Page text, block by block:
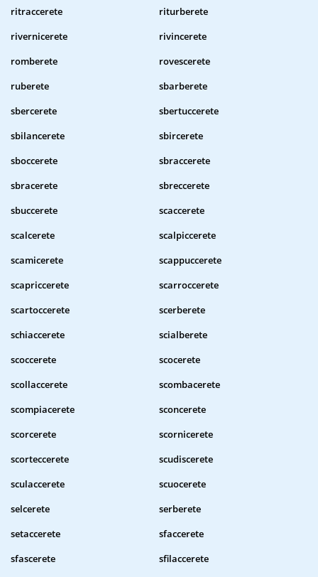
ritraccerete
riturberete
rivernicerete
rivincerete
romberete
rovescerete
ruberete
sbarberete
sbercerete
sbertuccerete
sbilancerete
sbircerete
sboccerete
sbraccerete
sbracerete
sbreccerete
sbuccerete
scaccerete
scalcerete
scalpiccerete
scamicerete
scappuccerete
scapriccerete
scarroccerete
scartoccerete
scerberete
schiaccerete
scialberete
scoccerete
scocerete
scollaccerete
scombacerete
scompiacerete
sconcerete
scorcerete
scornicerete
scorteccerete
scudiscerete
sculaccerete
scuocerete
selcerete
serberete
setaccerete
sfaccerete
sfascerete
sfilaccerete